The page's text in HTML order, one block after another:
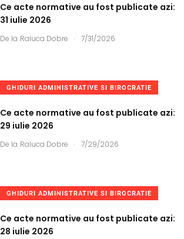
Ce acte normative au fost publicate azi:
31 iulie 2026
De la Raluca Dobre . 7/31/2026
GHIDURI ADMINISTRATIVE SI BIROCRATIE
Ce acte normative au fost publicate azi:
29 iulie 2026
De la Raluca Dobre . 7/29/2026
GHIDURI ADMINISTRATIVE SI BIROCRATIE
Ce acte normative au fost publicate azi:
28 iulie 2026